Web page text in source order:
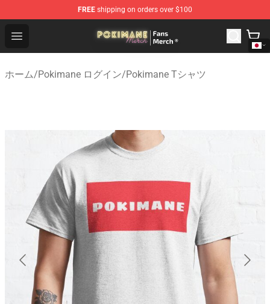
FREE shipping on orders over $100
Open menu
Pokimane Store - Official Pokimane Merchandise Shop
ホーム/Pokimane ログイン/Pokimane Tシャツ